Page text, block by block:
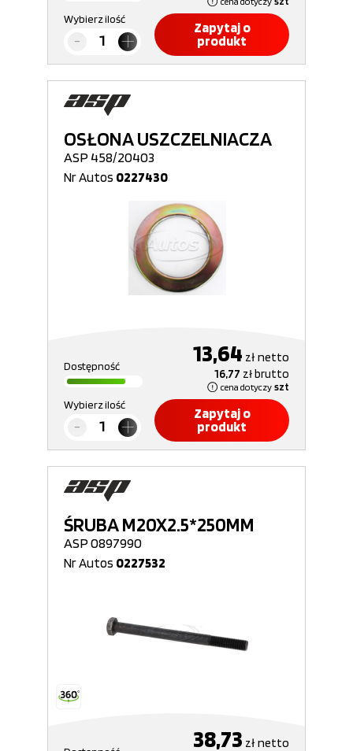
Wybierz ilość
Zapytaj o
produkt
OSŁONA USZCZELNIACZA
ASP 458/20403
Nr Autos 0227430
Dostępność 13,64 złnetto
16,77 złbrutto
cena dotyczy szt
Wybierz ilość
Zapytaj o
produkt
ŚRUBA M20X2.5*250MM
ASP 0897990
Nr Autos 0227532
38,73 złnetto